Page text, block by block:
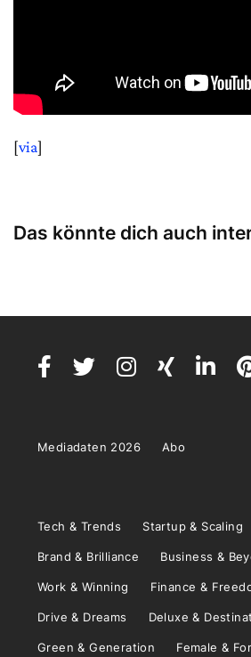
[via]
Das könnte dich auch
Mediadaten 2026 Abo
Tech & Trends Startup & Scaling
Brand & Brilliance Business &
Work & Winning Finance &
Drive & Dreams Deluxe &
Green & Generation Female &